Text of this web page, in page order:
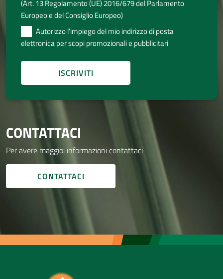
(Art. 13 Regolamento (UE) 2016/679 del Parlamento
Europeo e del Consiglio Europeo)
Autorizzo l’impiego del mio indirizzo di posta
elettronica per scopi promozionali e pubblicitari
CONTATTACI
Per avere maggioi informazioni contattaci
CONTATTACI